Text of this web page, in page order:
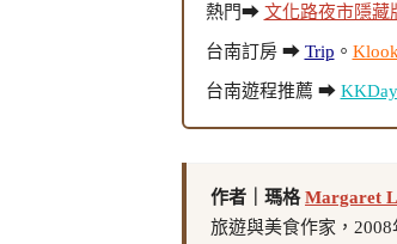
熱門➡ 文化路夜市隱藏
台南訂房 ➡ Trip 。 Klook
台南遊程推薦 ➡ KKDay
作者｜瑪格Margaret
旅遊與美食作家，2008